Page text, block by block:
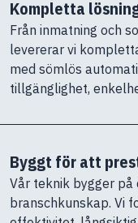
Kompletta
Från inmatning och
levererar vi
med sömlös
tillgänglighet,
Byggt för att
Vår teknik bygger
branschkunskap. Vi